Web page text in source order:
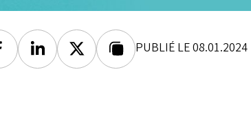
LinkedinTwitterLien copié
PUBLIÉ LE 08.01.2024